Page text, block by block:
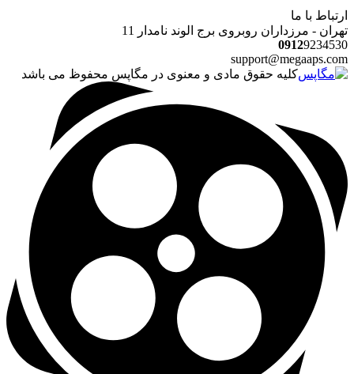
ارتباط با ما
تهران - مرزداران روبروی برج الوند نامدار 11
09129234530
support@megaaps.com
کلیه حقوق مادی و معنوی در مگاپس محفوظ می باشد